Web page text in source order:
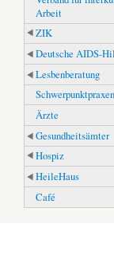
Arbeit
ZIK
Deutsche AIDS-
Lesbenberatung
Schwerpunktpraxen
Ärzte
Gesundheitsämter
Hospiz
HeileHaus
Café